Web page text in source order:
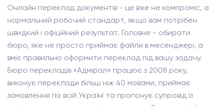
Онлайн переклад документів - це вже не компроміс, а
нормальний робочий стандарт, якщо вам потрібен
швидкий і офіційний результат. Головне - обирати
бюро, яке не просто приймає файли в месенджері, а
вміє правильно оформити переклад під вашу задачу.
Бюро перекладів «Адмірал» працює з 2008 року,
виконує переклади більш ніж 40 мовами, приймає
замовлення по всій Україні та пропонує супровід із